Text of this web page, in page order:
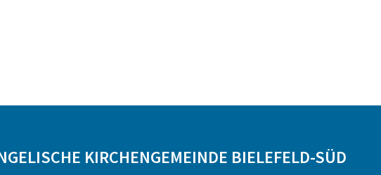
KIRCHENGEMEINDE BIELEFELD-SÜD